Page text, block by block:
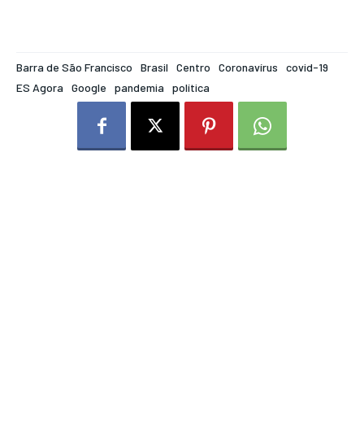
Barra de São Francisco Brasil Centro Coronavírus
covid-19
ES Agora
Google pandemia política